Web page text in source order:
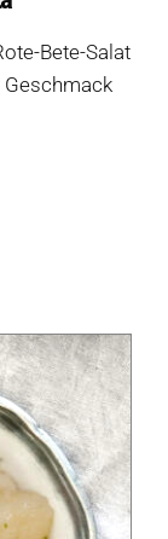
Bete-Salat
Geschmack